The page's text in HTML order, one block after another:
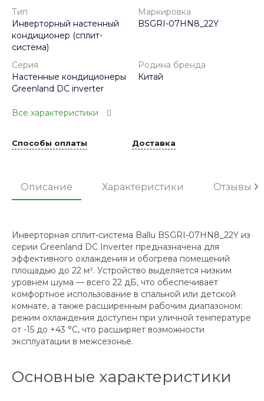
Тип
Инверторный настенный
кондиционер (сплит-
система)
Маркировка
BSGRI-07HN8_22Y
Серия
Настенные кондиционеры
Greenland DC inverter
Родина бренда
Китай
Все характеристики
Способы оплаты Доставка
Описание Характеристики Отзывы
Инверторная сплит-система Ballu BSGRI-07HN8_22Y из
серии Greenland DC Inverter предназначена для
эффективного охлаждения и обогрева помещений
площадью до 22 м². Устройство выделяется низким
уровнем шума — всего 22 дБ, что обеспечивает
комфортное использование в спальной или детской
комнате, а также расширенным рабочим диапазоном:
режим охлаждения доступен при уличной температуре
от -15 до +43 °C, что расширяет возможности
эксплуатации в межсезонье.
Основные характеристики